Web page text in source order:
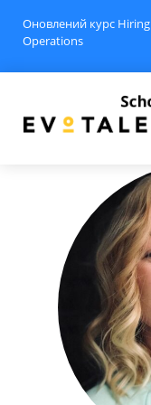
Оновлений курс Hiring
Operations